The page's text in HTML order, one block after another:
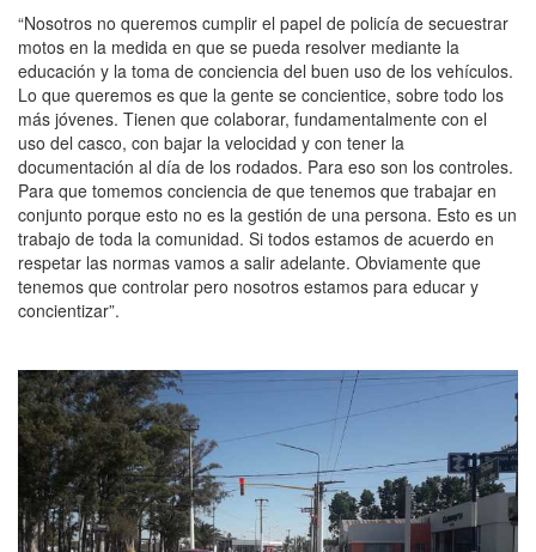
“Nosotros no queremos cumplir el papel de policía de secuestrar
motos en la medida en que se pueda resolver mediante la
educación y la toma de conciencia del buen uso de los vehículos.
Lo que queremos es que la gente se concientice, sobre todo los
más jóvenes. Tienen que colaborar, fundamentalmente con el
uso del casco, con bajar la velocidad y con tener la
documentación al día de los rodados. Para eso son los controles.
Para que tomemos conciencia de que tenemos que trabajar en
conjunto porque esto no es la gestión de una persona. Esto es un
trabajo de toda la comunidad. Si todos estamos de acuerdo en
respetar las normas vamos a salir adelante. Obviamente que
tenemos que controlar pero nosotros estamos para educar y
concientizar”.